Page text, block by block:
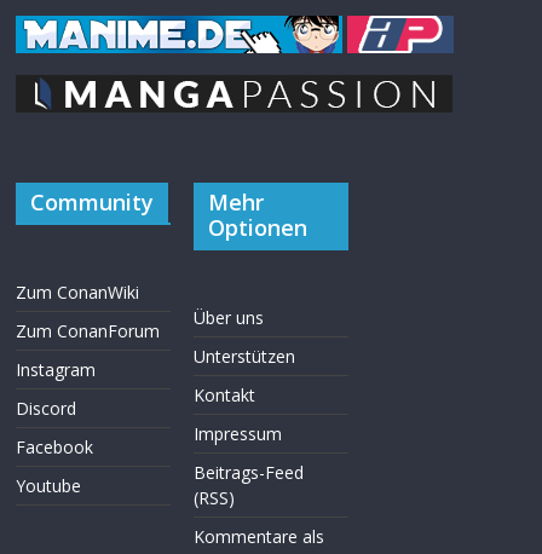
Community
Zum ConanWiki
Zum ConanForum
Instagram
Discord
Facebook
Youtube
Mehr
Optionen
Über uns
Unterstützen
Kontakt
Impressum
Beitrags-Feed
(RSS)
Kommentare als